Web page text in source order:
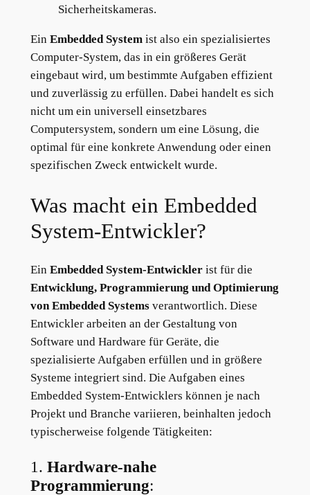
Sicherheitskameras.
Ein Embedded Systemist also ein spezialisiertes
Computer-System, das in ein größeres Gerät
eingebaut wird, um bestimmte Aufgaben effizient
und zuverlässig zu erfüllen. Dabei handelt es sich
nicht um ein universell einsetzbares
Computersystem, sondern um eine Lösung, die
optimal für eine konkrete Anwendung oder einen
spezifischen Zweck entwickelt wurde.
Was macht ein Embedded
System-Entwickler?
Ein Embedded System-Entwicklerist für die
Entwicklung, Programmierung und Optimierung
von Embedded Systemsverantwortlich. Diese
Entwickler arbeiten an der Gestaltung von
Software und Hardware für Geräte, die
spezialisierte Aufgaben erfüllen und in größere
Systeme integriert sind. Die Aufgaben eines
Embedded System-Entwicklers können je nach
Projekt und Branche variieren, beinhalten jedoch
typischerweise folgende Tätigkeiten:
1. Hardware-nahe
Programmierung: